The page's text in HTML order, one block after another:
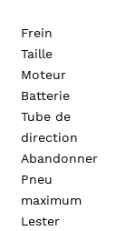
Frein
Taille
Moteur
Batterie
Tube de
direction
Abandonner
Pneu
maximum
Lester